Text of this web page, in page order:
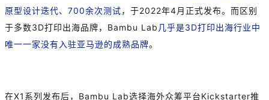
原型设计迭代、700余次测试，于2022年4月正式发布。而区别
于多数3D打印出海品牌，Bambu Lab 几乎是3D打印出海行业中
唯一一家没有入驻亚马逊的成熟品牌。
在X1系列发布后，Bambu Lab选择海外众筹平台Kickstarter推